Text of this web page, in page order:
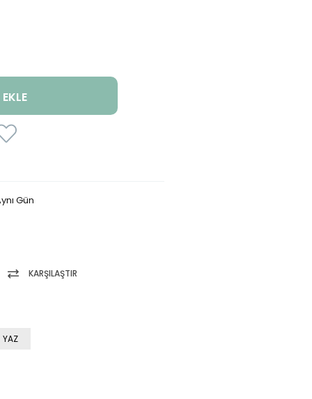
Gün
KARŞILAŞTIR
YAZ